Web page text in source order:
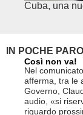
Cuba, una
IN POCHE
Così non va!
Nel
afferma, tra le
Governo,
audio, «si
riguardo